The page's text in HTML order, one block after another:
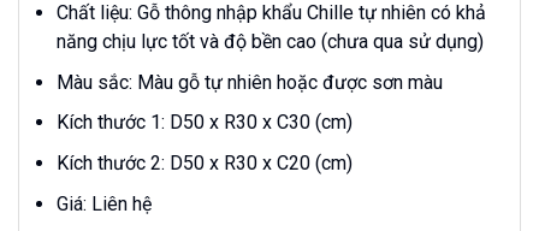
Chất liệu: Gỗ thông nhập khẩu Chille tự nhiên có khả
năng chịu lực tốt và độ bền cao (chưa qua sử dụng)
Màu sắc: Màu gỗ tự nhiên hoặc được sơn màu
Kích thước 1: D50 x R30 x C30 (cm)
Kích thước 2: D50 x R30 x C20 (cm)
Giá: Liên hệ